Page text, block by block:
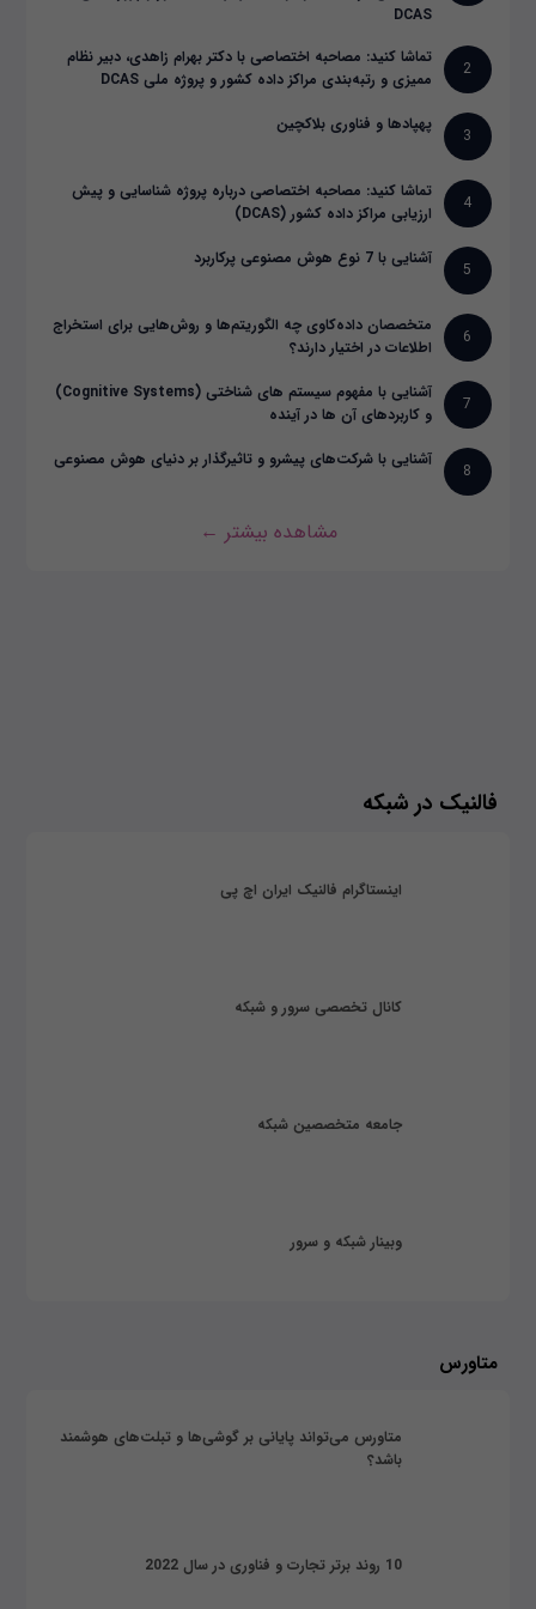
DCAS
2
تماشا کنید: مصاحبه اختصاصی با دکتر بهرام زاهدی، دبیر نظام
ممیزی و رتبه‌بندی مراکز داده کشور و پروژه ملی DCAS
3
پهپادها و فناوری بلاکچین
4
تماشا کنید: مصاحبه اختصاصی درباره پروژه شناسایی و پیش
ارزیابی مراکز داده کشور (DCAS)
5
آشنایی با 7 نوع هوش مصنوعی پرکاربرد
6
متخصصان داده‌کاوی چه الگوریتم‌ها و روش‌هایی برای استخراج
اطلاعات در اختیار دارند؟
7
آشنایی با مفهوم سیستم های شناختی (Cognitive Systems)
و کاربردهای آن ها در آینده
8
آشنایی با شرکت‌های پیشرو و تاثیرگذار بر دنیای هوش مصنوعی
مشاهده بیشتر ←
فالنیک در شبکه
اینستاگرام فالنیک ایران اچ پی
کانال تخصصی سرور و شبکه
جامعه متخصصین شبکه
وبینار شبکه و سرور
متاورس
متاورس می‌تواند پایانی بر گوشی‌ها و تبلت‌های هوشمند
باشد؟
10 روند برتر تجارت و فناوری در سال 2022